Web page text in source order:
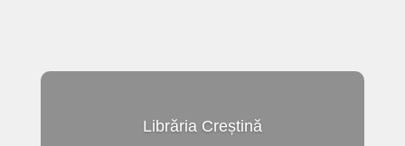
Librăria Creștină